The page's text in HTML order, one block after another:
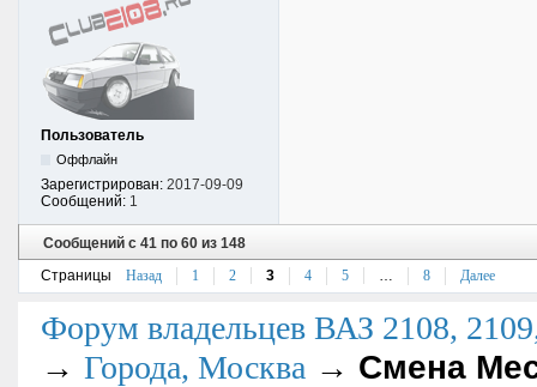
Пользователь
Оффлайн
Зарегистрирован: 2017-09-09
Сообщений: 1
Сообщений с 41 по 60 из 148
Страницы
Назад 1 2 3 4 5 … 8 Далее
Форум владельцев ВАЗ 2108,
→ Города, Москва → Смена